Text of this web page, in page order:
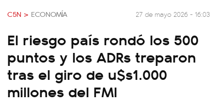
C5N > ECONOMÍA 27 de mayo 2026 - 16:03
El riesgo país rondó los 500
puntos y los ADRs treparon
tras el giro de u$s1.000
millones del FMI